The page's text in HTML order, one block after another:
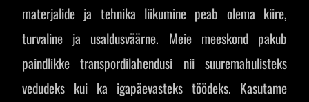
materjalide ja tehnika liikumine peab olema kiire,
turvaline ja usaldusväärne. Meie meeskond pakub
paindlikke transpordilahendusi nii suuremahulisteks
vedudeks kui ka igapäevasteks töödeks. Kasutame